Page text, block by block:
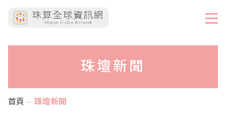
珠壇新聞
首頁 珠壇新聞